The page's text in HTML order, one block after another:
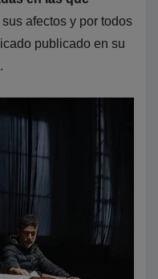
afectos y por todos
publicado en su